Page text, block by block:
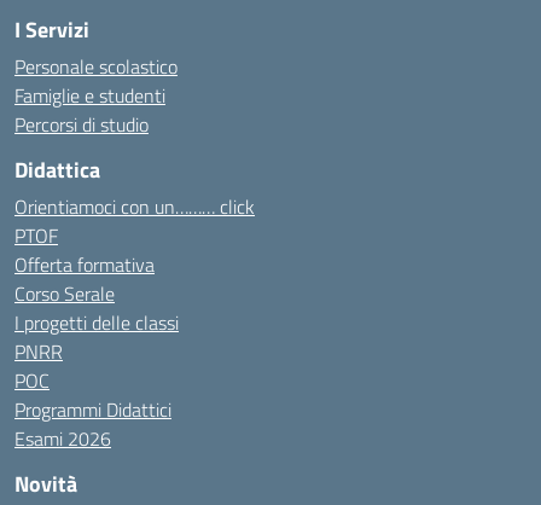
I Servizi
Personale scolastico
Famiglie e studenti
Percorsi di studio
Didattica
Orientiamoci con un……… click
PTOF
Offerta formativa
Corso Serale
I progetti delle classi
PNRR
POC
Programmi Didattici
Esami 2026
Novità